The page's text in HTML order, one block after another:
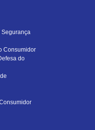
Segurança
Consumidor
do